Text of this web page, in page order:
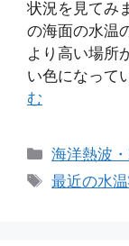
状況を見てみ
の海面の水温
より高い場所
い色になって
む
カ
テ
海洋熱波
タ
最近の水